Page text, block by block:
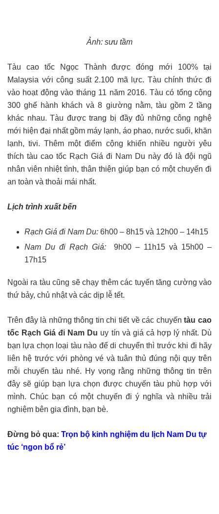
Ảnh: sưu tầm
Tàu cao tốc Ngọc Thành được đóng mới 100% tại
Malaysia với công suất 2.100 mã lực. Tàu chính thức đi
vào hoạt động vào tháng 11 năm 2016. Tàu có tổng cộng
300 ghế hành khách và 8 giường nằm, tàu gồm 2 tầng
khác nhau. Tàu được trang bị đầy đủ những công nghệ
mới hiện đại nhất gồm máy lạnh, áo phao, nước suối, khăn
lạnh, tivi. Thêm một điểm cộng khiến nhiều người yêu
thích tàu cao tốc Rạch Giá đi Nam Du này đó là đội ngũ
nhân viên nhiệt tình, thân thiện giúp bạn có một chuyến đi
an toàn và thoải mái nhất.
Lịch trình xuất bến
Rạch Giá đi Nam Du: 6h00 – 8h15 và 12h00 – 14h15
Nam Du đi Rạch Giá: 9h00 – 11h15 và 15h00 –
17h15
Ngoài ra tàu cũng sẽ chạy thêm các tuyến tăng cường vào
thứ bảy, chủ nhật và các dịp lễ tết.
Trên đây là những thông tin chi tiết về các chuyếntàu cao
tốc Rạch Giá đi Nam Du uy tín và giá cả hợp lý nhất. Dù
bạn lựa chọn loại tàu nào để di chuyển thì trước khi đi hãy
liên hệ trước với phòng vé và tuân thủ đúng nội quy trên
mỗi chuyến tàu nhé. Hy vọng rằng những thông tin trên
đây sẽ giúp bạn lựa chọn được chuyến tàu phù hợp với
mình. Chúc bạn có một chuyến đi ý nghĩa và nhiều trải
nghiệm bên gia đình, bạn bè.
Đừng bỏ qua: Trọn bộ kinh nghiệm du lịch Nam Du tự
túc ‘ngon bổ rẻ’